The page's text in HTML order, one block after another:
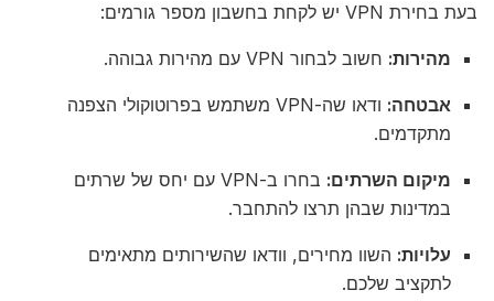
בעת בחירת VPN יש לקחת בחשבון מספר גורמים:
מהירות: חשוב לבחור VPN עם מהירות גבוהה.
אבטחה:
ודאו שה-VPN משתמש בפרוטוקולי הצפנה
מתקדמים.
מיקום השרתים:
בחרו ב-VPN עם יחס של שרתים
במדינות שבהן תרצו להתחבר.
עלויות: השוו מחירים, וודאו שהשירותים מתאימים
לתקציב שלכם.